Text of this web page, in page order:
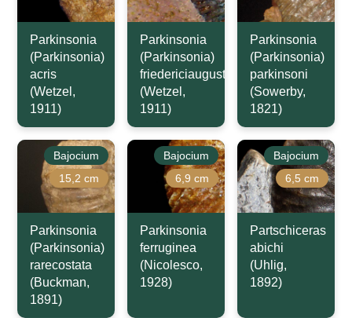
Parkinsonia
(Parkinsonia)
acris
(Wetzel,
1911)
Parkinsonia
(Parkinsonia)
friedericiaugusti
(Wetzel,
1911)
Parkinsonia
(Parkinsonia)
parkinsoni
(Sowerby,
1821)
Bajocium
15,2 cm
Parkinsonia
(Parkinsonia)
rarecostata
(Buckman,
1891)
Bajocium
6,9 cm
Parkinsonia
ferruginea
(Nicolesco,
1928)
Bajocium
6,5 cm
Partschiceras
abichi
(Uhlig,
1892)